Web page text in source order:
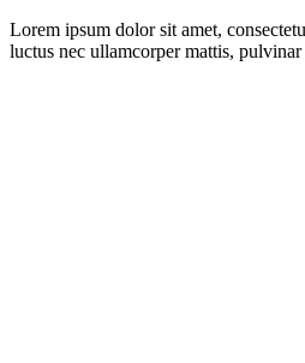
Lorem ipsum dolor sit amet,
luctus nec ullamcorper mattis, pulvinar